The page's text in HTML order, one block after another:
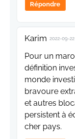
Répondre
Karim 2022-09-22
Pour un
définition
monde
bravoure
et autres
persistent à
cher pays.